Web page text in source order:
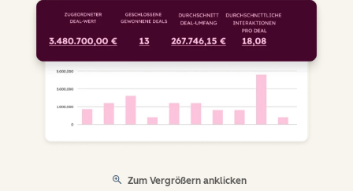
Zum Vergrößern anklicken